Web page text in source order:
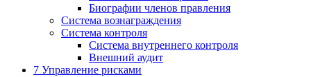
Биографии членов правления
Система вознаграждения
Система контроля
Система внутреннего контроля
Внешний аудит
7 Управление рисками